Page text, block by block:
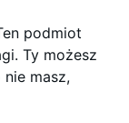
podmiot
Ty możesz
masz,